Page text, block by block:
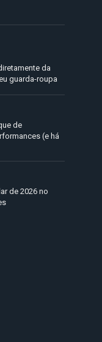
da
guarda-roupa
de
(e há
de 2026 no